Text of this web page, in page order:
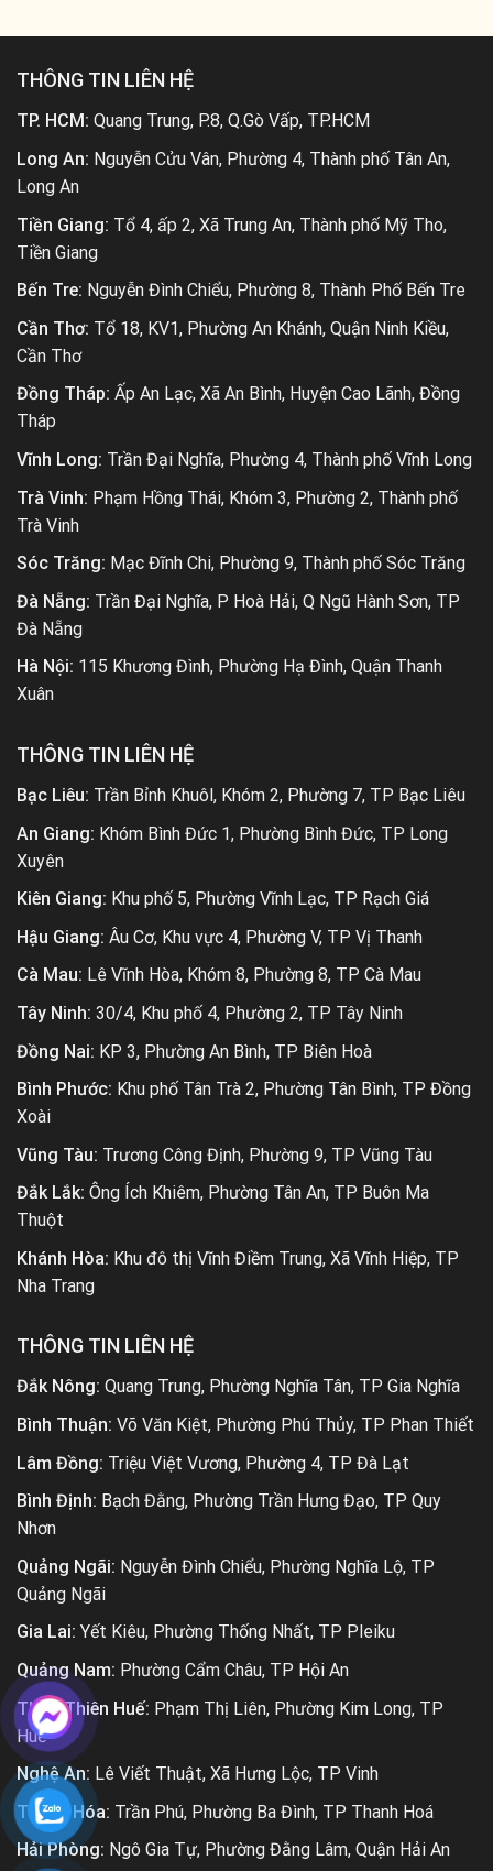
THÔNG TIN LIÊN HỆ
TP. HCM: Quang Trung, P.8, Q.Gò Vấp, TP.HCM
Long An: Nguyễn Cửu Vân, Phường 4, Thành phố Tân An,
Long An
Tiền Giang: Tổ 4, ấp 2, Xã Trung An, Thành phố Mỹ Tho,
Tiền Giang
Bến Tre: Nguyễn Đình Chiểu, Phường 8, Thành Phố Bến Tre
Cần Thơ: Tổ 18, KV1, Phường An Khánh, Quận Ninh Kiều,
Cần Thơ
Đồng Tháp: Ấp An Lạc, Xã An Bình, Huyện Cao Lãnh, Đồng
Tháp
Vĩnh Long: Trần Đại Nghĩa, Phường 4, Thành phố Vĩnh Long
Trà Vinh: Phạm Hồng Thái, Khóm 3, Phường 2, Thành phố
Trà Vinh
Sóc Trăng: Mạc Đĩnh Chi, Phường 9, Thành phố Sóc Trăng
Đà Nẵng: Trần Đại Nghĩa, P Hoà Hải, Q Ngũ Hành Sơn, TP
Đà Nẵng
Hà Nội: 115 Khương Đình, Phường Hạ Đình, Quận Thanh
Xuân
THÔNG TIN LIÊN HỆ
Bạc Liêu: Trần Bỉnh Khuôl, Khóm 2, Phường 7, TP Bạc Liêu
An Giang: Khóm Bình Đức 1, Phường Bình Đức, TP Long
Xuyên
Kiên Giang: Khu phố 5, Phường Vĩnh Lạc, TP Rạch Giá
Hậu Giang: Âu Cơ, Khu vực 4, Phường V, TP Vị Thanh
Cà Mau: Lê Vĩnh Hòa, Khóm 8, Phường 8, TP Cà Mau
Tây Ninh: 30/4, Khu phố 4, Phường 2, TP Tây Ninh
Đồng Nai: KP 3, Phường An Bình, TP Biên Hoà
Bình Phước: Khu phố Tân Trà 2, Phường Tân Bình, TP Đồng
Xoài
Vũng Tàu: Trương Công Định, Phường 9, TP Vũng Tàu
Đắk Lắk: Ông Ích Khiêm, Phường Tân An, TP Buôn Ma
Thuột
Khánh Hòa: Khu đô thị Vĩnh Điềm Trung, Xã Vĩnh Hiệp, TP
Nha Trang
THÔNG TIN LIÊN HỆ
Đắk Nông: Quang Trung, Phường Nghĩa Tân, TP Gia Nghĩa
Bình Thuận: Võ Văn Kiệt, Phường Phú Thủy, TP Phan Thiết
Lâm Đồng: Triệu Việt Vương, Phường 4, TP Đà Lạt
Bình Định: Bạch Đằng, Phường Trần Hưng Đạo, TP Quy
Nhơn
Quảng Ngãi: Nguyễn Đình Chiểu, Phường Nghĩa Lộ, TP
Quảng Ngãi
Gia Lai: Yết Kiêu, Phường Thống Nhất, TP Pleiku
Quảng Nam: Phường Cẩm Châu, TP Hội An
Thừa Thiên Huế: Phạm Thị Liên, Phường Kim Long, TP
Huế
Nghệ An: Lê Viết Thuật, Xã Hưng Lộc, TP Vinh
Thanh Hóa: Trần Phú, Phường Ba Đình, TP Thanh Hoá
Hải Phòng: Ngô Gia Tự, Phường Đằng Lâm, Quận Hải An